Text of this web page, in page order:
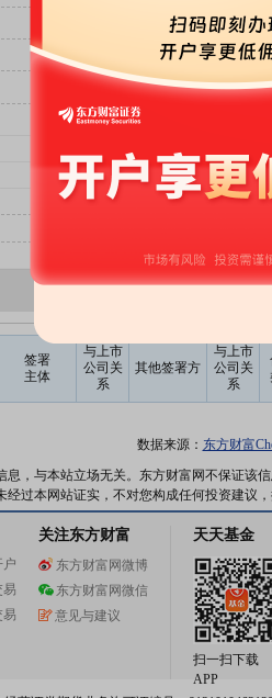
签署
主体
与上市
公司关
系
其他签署方
与上市
公司关
系
数据来源： 东方财富
，与本站立场无关。东方财富网不保证
过本网站证实，不对您构成任何投资建议，
户
易
易
关注东方财富
东方财富网微博
东方财富网微信
意见与建议
天天基金
扫一扫下载
APP